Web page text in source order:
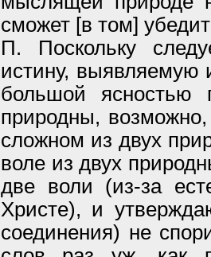
сможет [в том]
П. Поскольку
истину, выявляемую
большой ясностью
природны,
сложном из двух
воле из двух
две воли (из-за
Христе), и
соединения) не